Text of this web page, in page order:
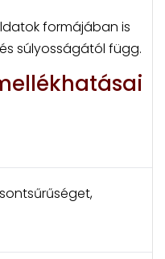
formájában is
súlyosságától függ.